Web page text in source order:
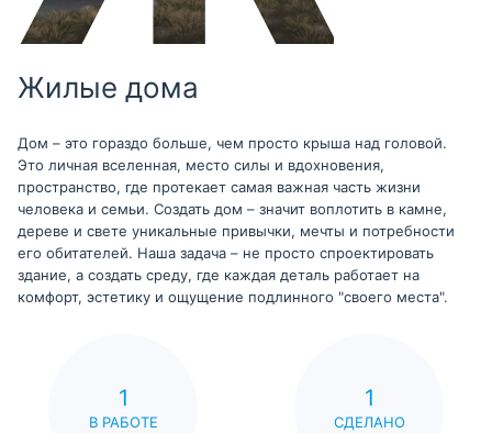
Жилые дома
Дом – это гораздо больше, чем просто крыша над головой.
Это личная вселенная, место силы и вдохновения,
пространство, где протекает самая важная часть жизни
человека и семьи. Создать дом – значит воплотить в камне,
дереве и свете уникальные привычки, мечты и потребности
его обитателей. Наша задача – не просто спроектировать
здание, а создать среду, где каждая деталь работает на
комфорт, эстетику и ощущение подлинного "своего места".
1
В РАБОТЕ
1
СДЕЛАНО